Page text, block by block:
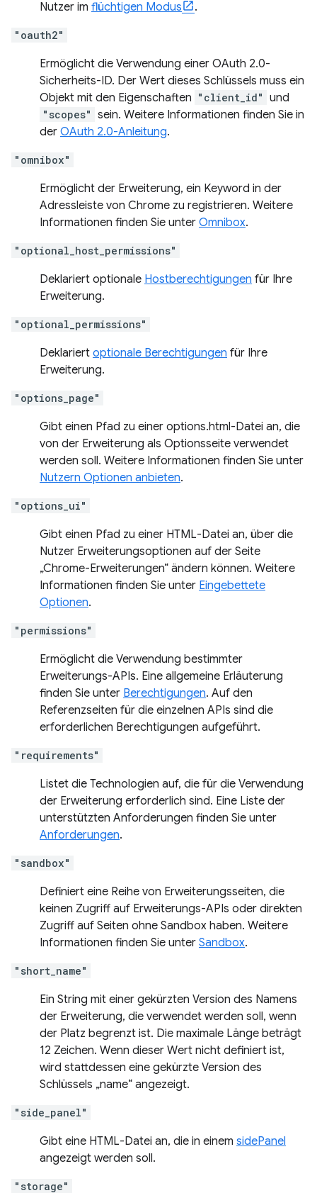
Nutzer im flüchtigen Modus .
"oauth2"
Ermöglicht die Verwendung einer OAuth 2.0-
Sicherheits-ID. Der Wert dieses Schlüssels muss ein
Objekt mit den Eigenschaften "client_id" und
"scopes" sein. Weitere Informationen finden Sie in
der OAuth 2.0-Anleitung.
"omnibox"
Ermöglicht der Erweiterung, ein Keyword in der
Adressleiste von Chrome zu registrieren. Weitere
Informationen finden Sie unter Omnibox.
"optional_host_permissions"
Deklariert optionale Hostberechtigungen für Ihre
Erweiterung.
"optional_permissions"
Deklariert optionale Berechtigungen für Ihre
Erweiterung.
"options_page"
Gibt einen Pfad zu einer options.html-Datei an, die
von der Erweiterung als Optionsseite verwendet
werden soll. Weitere Informationen finden Sie unter
Nutzern Optionen anbieten.
"options_ui"
Gibt einen Pfad zu einer HTML-Datei an, über die
Nutzer Erweiterungsoptionen auf der Seite
„Chrome-Erweiterungen“ ändern können. Weitere
Informationen finden Sie unter Eingebettete
Optionen.
"permissions"
Ermöglicht die Verwendung bestimmter
Erweiterungs-APIs. Eine allgemeine Erläuterung
finden Sie unter Berechtigungen. Auf den
Referenzseiten für die einzelnen APIs sind die
erforderlichen Berechtigungen aufgeführt.
"requirements"
Listet die Technologien auf, die für die Verwendung
der Erweiterung erforderlich sind. Eine Liste der
unterstützten Anforderungen finden Sie unter
Anforderungen.
"sandbox"
Definiert eine Reihe von Erweiterungsseiten, die
keinen Zugriff auf Erweiterungs-APIs oder direkten
Zugriff auf Seiten ohne Sandbox haben. Weitere
Informationen finden Sie unter Sandbox.
"short_name"
Ein String mit einer gekürzten Version des Namens
der Erweiterung, die verwendet werden soll, wenn
der Platz begrenzt ist. Die maximale Länge beträgt
12 Zeichen. Wenn dieser Wert nicht definiert ist,
wird stattdessen eine gekürzte Version des
Schlüssels „name“ angezeigt.
"side_panel"
Gibt eine HTML-Datei an, die in einem sidePanel
angezeigt werden soll.
"storage"